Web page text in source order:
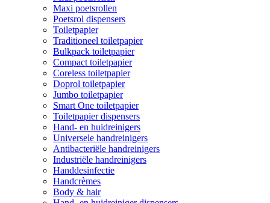
Maxi poetsrollen
Poetsrol dispensers
Toiletpapier
Traditioneel toiletpapier
Bulkpack toiletpapier
Compact toiletpapier
Coreless toiletpapier
Doprol toiletpapier
Jumbo toiletpapier
Smart One toiletpapier
Toiletpapier dispensers
Hand- en huidreinigers
Universele handreinigers
Antibacteriële handreinigers
Industriële handreinigers
Handdesinfectie
Handcrèmes
Body & hair